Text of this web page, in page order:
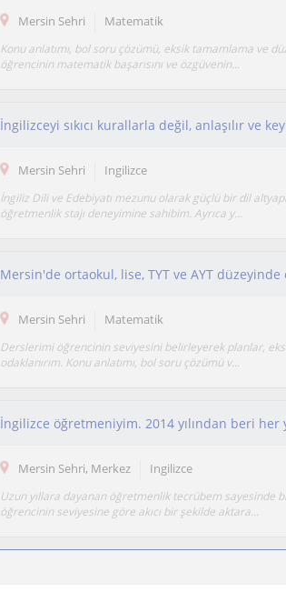
Mersin Sehri Matematik
Konu anlatımı, bol soru çözümü, eksik tamamlama ve
öğrencinin matematik başarısını ve özgüvenin...
Mersin Sehri Ingilizce
İngiliz Dili ve Edebiyatı mezunu olarak güçlü bir dil
öğretmenlik stajı deneyimine sahibim. Ayrıca y...
Mersin Sehri Matematik
Derslerimi öğrencinin seviyesini belirleyerek planlar,
odaklanırım. Konu anlatımı, bol soru çözümü v...
Mersin Sehri, Merkez Ingilizce
Uzun yıllara dayanan öğretmenlik tecrübem sayesinde
öğrencinin seviyesine göre akıcı bir şekilde aktara...